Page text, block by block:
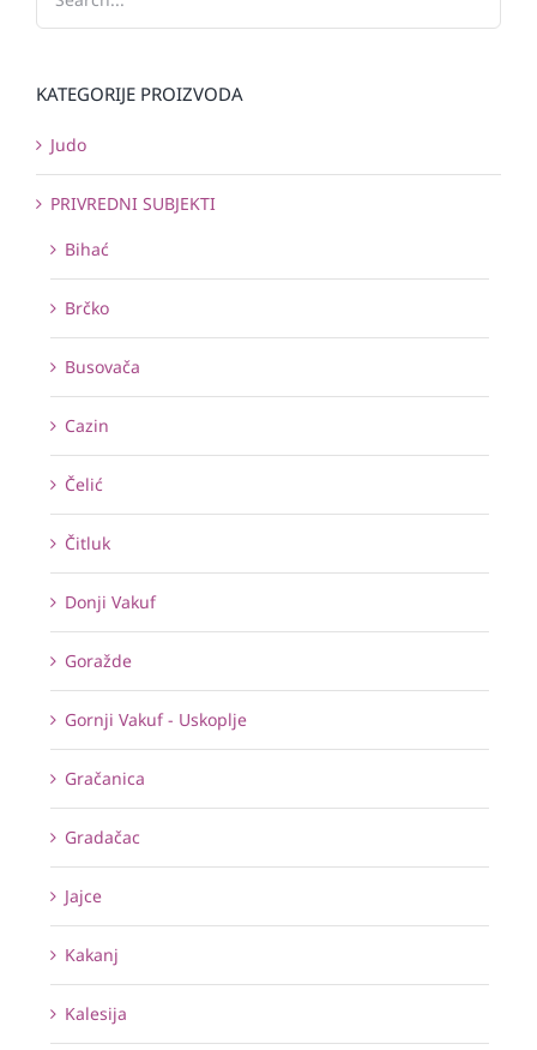
KATEGORIJE PROIZVODA
Judo
PRIVREDNI SUBJEKTI
Bihać
Brčko
Busovača
Cazin
Čelić
Čitluk
Donji Vakuf
Goražde
Gornji Vakuf - Uskoplje
Gračanica
Gradačac
Jajce
Kakanj
Kalesija